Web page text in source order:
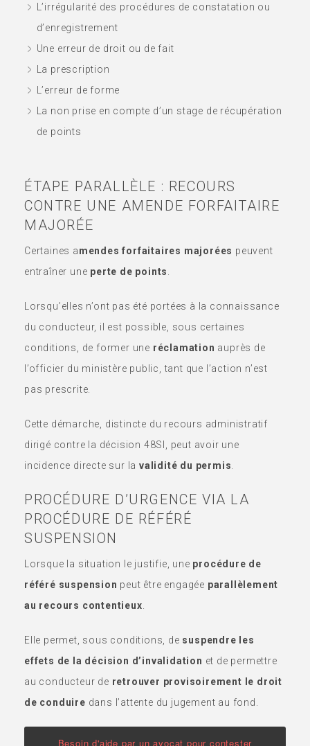
L’irrégularité des procédures de constatation ou
d’enregistrement
Une erreur de droit ou de fait
La prescription
L’erreur de forme
La non prise en compte d’un stage de récupération
de points
ÉTAPE PARALLÈLE : RECOURS
CONTRE UNE AMENDE FORFAITAIRE
MAJORÉE
Certaines amendes forfaitaires majorées peuvent
entraîner une perte de points
Lorsqu’elles n’ont pas été portées à la connaissance
du conducteur, il est possible, sous certaines
conditions, de former une réclamation auprès de
l’officier du ministère public, tant que l’action n’est
pas prescrite.
Cette démarche, distincte du recours administratif
dirigé contre la décision 48SI, peut avoir une
incidence directe sur lavalidité du permis
PROCÉDURE D’URGENCE VIA LA
PROCÉDURE DE RÉFÉRÉ
SUSPENSION
Lorsque la situation le justifie, une procédure de
référé suspension peut être engagée parallèlement
au recours contentieux
Elle permet, sous conditions, de suspendre les
effets de la décision d’invalidation et de permettre
au conducteur de retrouver provisoirement le droit
de conduire dans l’attente du jugement au fond.
Besoin d'aide par un avocat pour contester